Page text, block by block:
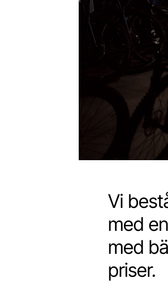
Vi
med
med
priser.